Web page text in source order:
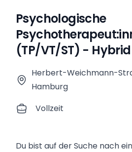
Psychologische
(TP/VT/ST) -
Herbert-Weichmann-
Hamburg
Vollzeit
Du bist auf der Suche nach